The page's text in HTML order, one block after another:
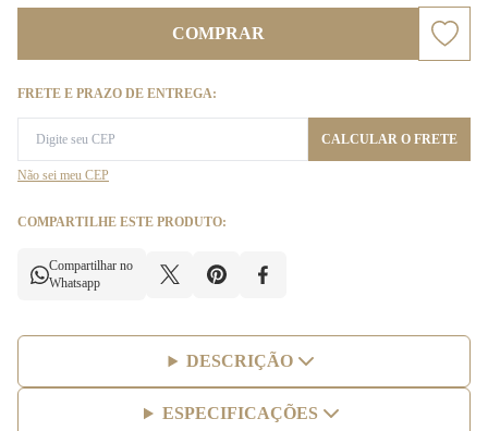
COMPRAR
FRETE E PRAZO DE ENTREGA:
CALCULAR O FRETE
Não sei meu CEP
COMPARTILHE ESTE PRODUTO:
Compartilhar no
Whatsapp
DESCRIÇÃO
ESPECIFICAÇÕES